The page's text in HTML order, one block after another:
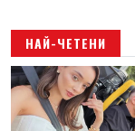
НАЙ-ЧЕТЕНИ